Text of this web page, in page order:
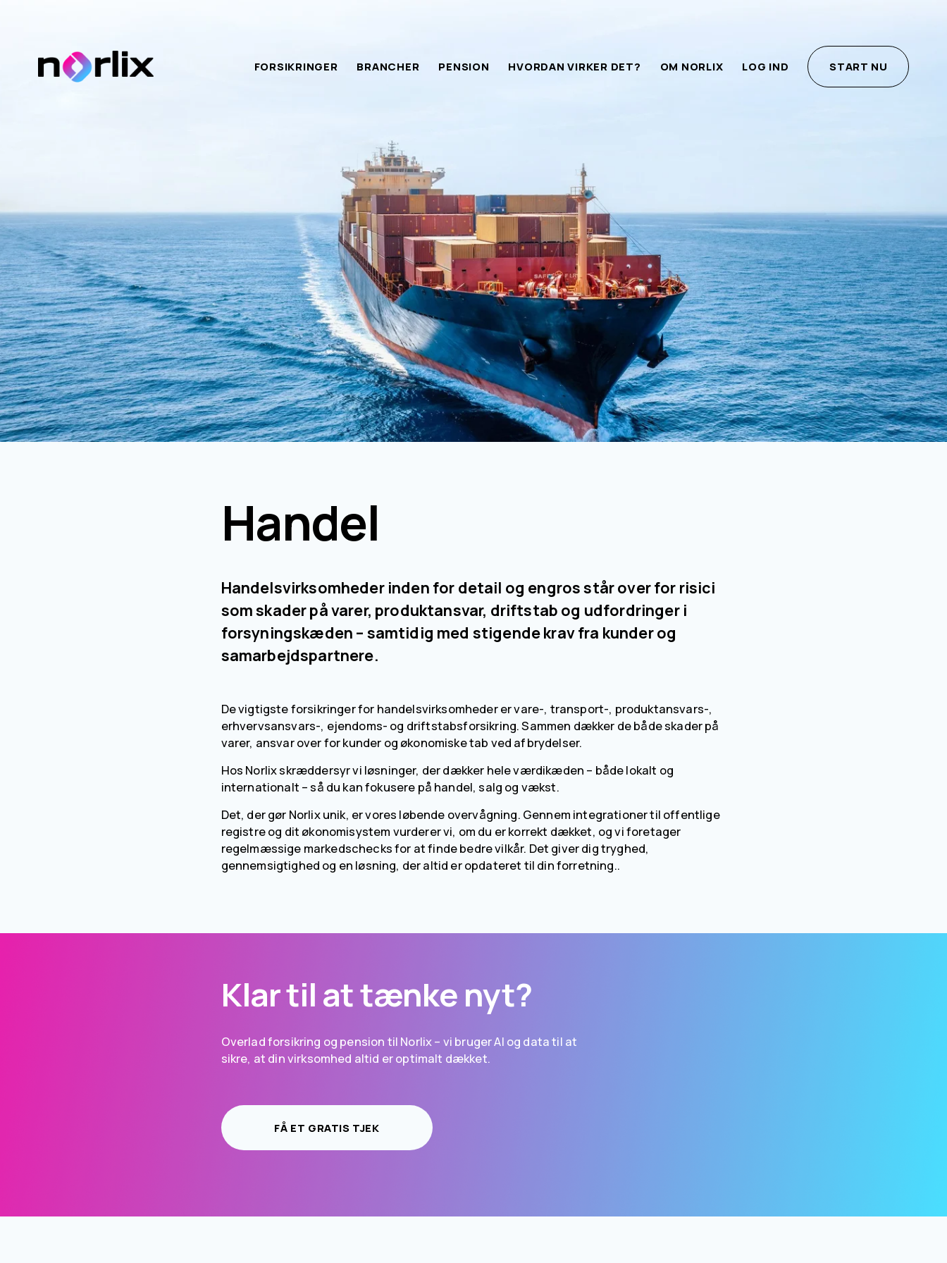
FORSIKRINGER BRANCHER PENSION HVORDAN VIRKER DET? OM NORLIX LOG IND START NU
Handel
Handelsvirksomheder inden for detail og engros står over for risici
som skader på varer, produktansvar, driftstab og udfordringer i
forsyningskæden – samtidig med stigende krav fra kunder og
samarbejdspartnere.
De vigtigste forsikringer for handelsvirksomheder er vare-, transport-, produktansvars-,
erhvervsansvars-, ejendoms- og driftstabsforsikring. Sammen dækker de både skader på
varer, ansvar over for kunder og økonomiske tab ved afbrydelser.
Hos Norlix skræddersyr vi løsninger, der dækker hele værdikæden – både lokalt og
internationalt – så du kan fokusere på handel, salg og vækst.
Det, der gør Norlix unik, er vores løbende overvågning. Gennem integrationer til offentlige
registre og dit økonomisystem vurderer vi, om du er korrekt dækket, og vi foretager
regelmæssige markedschecks for at finde bedre vilkår. Det giver dig tryghed,
gennemsigtighed og en løsning, der altid er opdateret til din forretning..
Klar til at tænke nyt?
Overlad forsikring og pension til Norlix – vi bruger AI og data til at
sikre, at din virksomhed altid er optimalt dækket.
FÅ ET GRATIS TJEK